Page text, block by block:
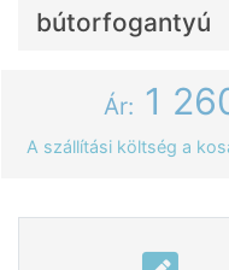
bútorfogantyú
Ár: 1
A szállítási költség a